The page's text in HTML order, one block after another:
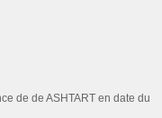
de de ASHTART en date du